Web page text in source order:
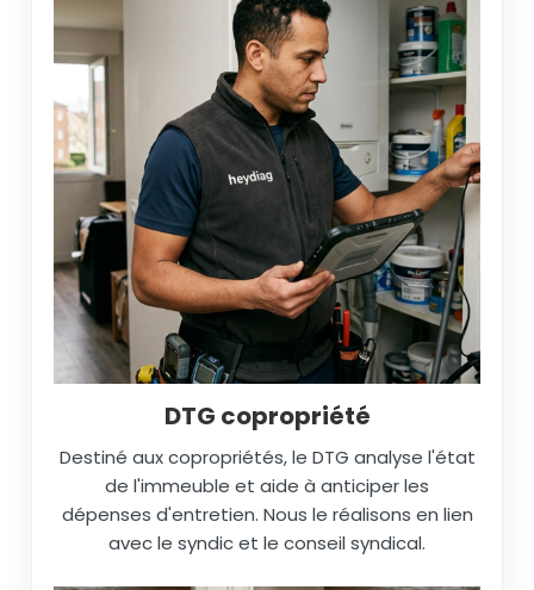
DTG copropriété
Destiné aux copropriétés, le DTG analyse l'état
de l'immeuble et aide à anticiper les
dépenses d'entretien. Nous le réalisons en lien
avec le syndic et le conseil syndical.